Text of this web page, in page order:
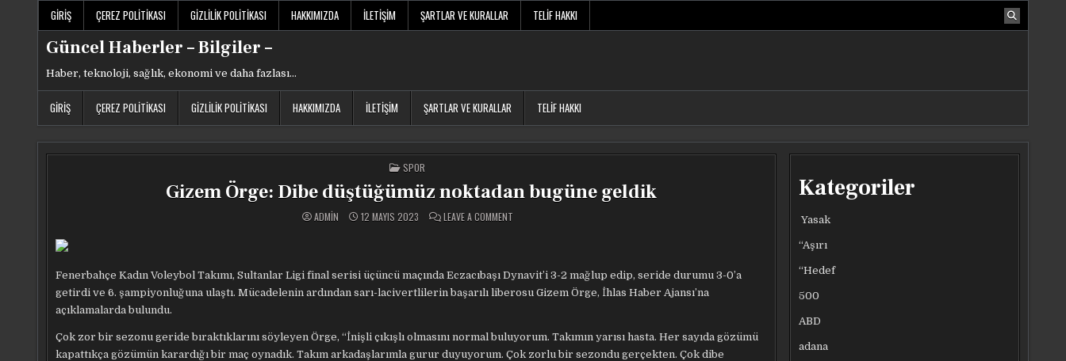
GIRIŞ ÇEREZ POLITIKASI GIZLILIK POLITIKASI HAKKIMIZDA İLETIŞIM ŞARTLAR VE KURALLAR TELIF HAKKI
Güncel Haberler – Bilgiler –
Haber, teknoloji, sağlık, ekonomi ve daha fazlası…
GIRIŞ ÇEREZ POLITIKASI GIZLILIK POLITIKASI HAKKIMIZDA İLETIŞIM ŞARTLAR VE KURALLAR TELIF HAKKI
POSTED
IN
SPOR
Gizem Örge: Dibe düştüğümüz noktadan bugüne geldik
ADMIN 12 MAYIS 2023 LEAVE A COMMENTON
BUGÜNE
GELDIK
Fenerbahçe Kadın Voleybol Takımı, Sultanlar Ligi final serisi üçüncü maçında Eczacıbaşı Dynavit’i 3-2 mağlup edip, seride durumu 3-0’a
getirdi ve 6. şampiyonluğuna ulaştı. Mücadelenin ardından sarı-lacivertlilerin başarılı liberosu Gizem Örge, İhlas Haber Ajansı’na
açıklamalarda bulundu.
Çok zor bir sezonu geride bıraktıklarını söyleyen Örge, “İnişli çıkışlı olmasını normal buluyorum. Takımın yarısı hasta. Her sayıda gözümü
kapattıkça gözümün karardığı bir maç oynadık. Takım arkadaşlarımla gurur duyuyorum. Çok zorlu bir sezondu gerçekten. Çok dibe
Kategoriler
Yasak
“Aşırı
“Hedef
500
ABD
adana